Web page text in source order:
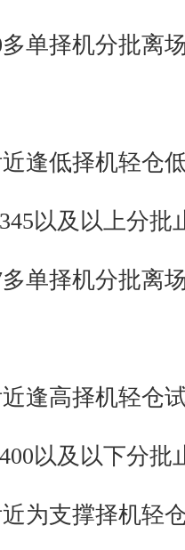
单择机分批离
逢低择机轻仓
以及以上分批
单择机分批离
逢高择机轻仓
以及以下分批
为支撑择机轻